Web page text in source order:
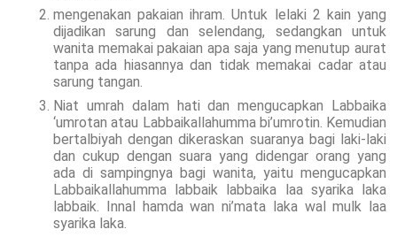
mengenakan pakaian ihram. Untuk lelaki 2 kain yang
dijadikan sarung dan selendang, sedangkan untuk
wanita memakai pakaian apa saja yang menutup aurat
tanpa ada hiasannya dan tidak memakai cadar atau
sarung tangan.
Niat umrah dalam hati dan mengucapkan Labbaika
‘umrotan atau Labbaikallahumma bi’umrotin. Kemudian
bertalbiyah dengan dikeraskan suaranya bagi laki-laki
dan cukup dengan suara yang didengar orang yang
ada di sampingnya bagi wanita, yaitu mengucapkan
Labbaikallahumma labbaik labbaika laa syarika laka
labbaik. Innal hamda wan ni’mata laka wal mulk laa
syarika laka.